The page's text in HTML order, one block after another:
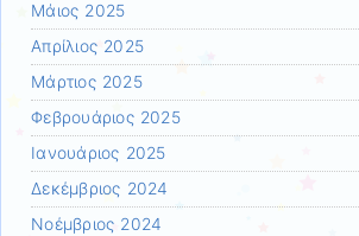
Μάιος 2025
Απρίλιος 2025
Μάρτιος 2025
Φεβρουάριος 2025
Ιανουάριος 2025
Δεκέμβριος 2024
Νοέμβριος 2024